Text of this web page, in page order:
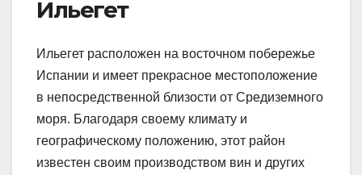
Ильегет
Ильегет расположен на восточном побережье
Испании и имеет прекрасное местоположение
в непосредственной близости от Средиземного
моря. Благодаря своему климату и
географическому положению, этот район
известен своим производством вин и других